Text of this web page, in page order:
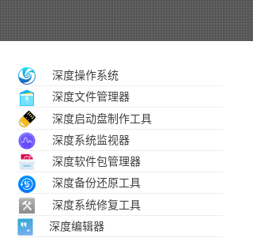
深度操作系统
深度文件管理器
深度启动盘制作工具
深度系统监视器
深度软件包管理器
深度备份还原工具
深度系统修复工具
深度编辑器